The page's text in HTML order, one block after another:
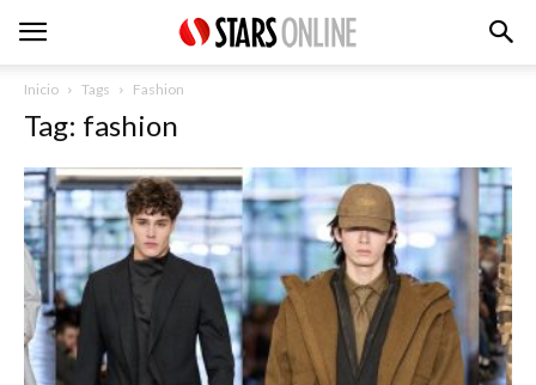
Inicio Tags Fashion
Tag: fashion